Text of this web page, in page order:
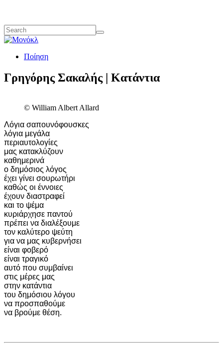
Ποίηση
Γρηγόρης Σακαλής | Κατάντια
© William Albert Allard
Λόγια σαπουνόφουσκες
λόγια μεγάλα
περιαυτολογίες
μας κατακλύζουν
καθημερινά
ο δημόσιος λόγος
έχει γίνει σουρωτήρι
καθώς οι έννοιες
έχουν διαστραφεί
και το ψέμα
κυριάρχησε παντού
πρέπει να διαλέξουμε
τον καλύτερο ψεύτη
για να μας κυβερνήσει
είναι φοβερό
είναι τραγικό
αυτό που συμβαίνει
στις μέρες μας
στην κατάντια
του δημόσιου λόγου
να προσπαθούμε
να βρούμε θέση.